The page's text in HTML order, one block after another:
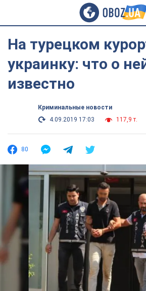
На турецком
украинку: что о
известно
Криминальные новости
4.09.2019 17:03
117,9 т.
80